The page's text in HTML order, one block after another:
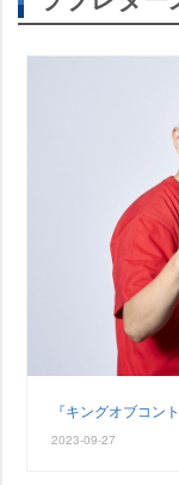
『キングオブコン
2023-09-27